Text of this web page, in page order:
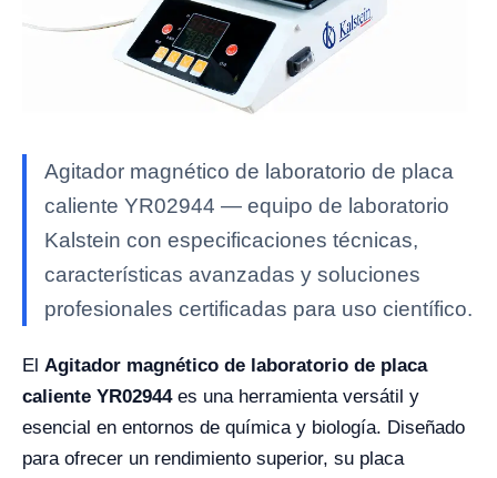
Agitador magnético de laboratorio de placa
caliente YR02944 — equipo de laboratorio
Kalstein con especificaciones técnicas,
características avanzadas y soluciones
profesionales certificadas para uso científico.
El Agitador magnético de laboratorio de placa
caliente YR02944es una herramienta versátil y
esencial en entornos de química y biología. Diseñado
para ofrecer un rendimiento superior, su placa